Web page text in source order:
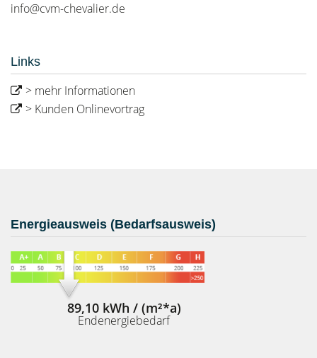
info@cvm-chevalier.de
Links
> mehr Informationen
> Kunden Onlinevortrag
Energieausweis (Bedarfsausweis)
89,10 kWh / (m²*a)
Endenergiebedarf